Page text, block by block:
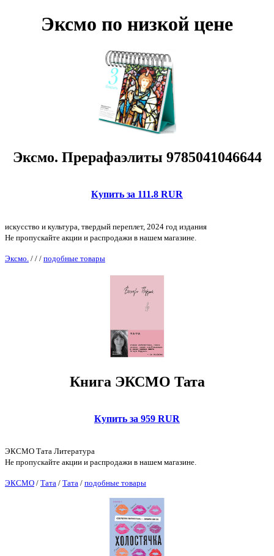
Эксмо по низкой цене
Эксмо. Прерафаэлиты 9785041046644
Купить за 111.8 RUR
искусство и культура, твердый переплет, 2024 год издания
Не пропускайте акции и распродажи в нашем магазине.
Эксмо. / / / подобные товары
Книга ЭКСМО Тата
Купить за 959 RUR
ЭКСМО Тата Литература
Не пропускайте акции и распродажи в нашем магазине.
ЭКСМО / Тата / Тата / подобные товары